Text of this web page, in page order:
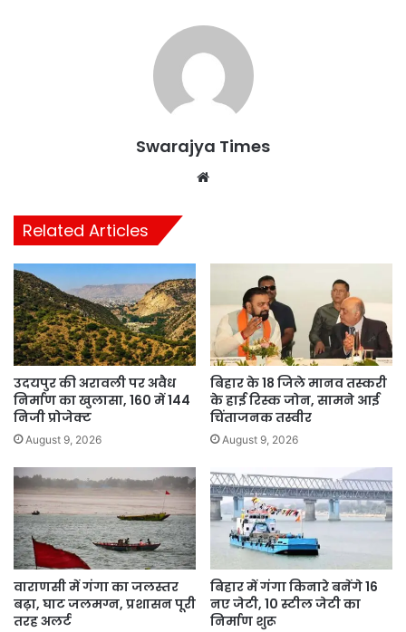
Swarajya Times
Related Articles
उदयपुर की अरावली पर अवैध
निर्माण का खुलासा, 160 में 144
निजी प्रोजेक्ट
August 9, 2026
बिहार के 18 जिले मानव तस्करी
के हाई रिस्क जोन, सामने आई
चिंताजनक तस्वीर
August 9, 2026
वाराणसी में गंगा का जलस्तर
बढ़ा, घाट जलमग्न, प्रशासन पूरी
तरह अलर्ट
बिहार में गंगा किनारे बनेंगे 16
नए जेटी, 10 स्टील जेटी का
निर्माण शुरू